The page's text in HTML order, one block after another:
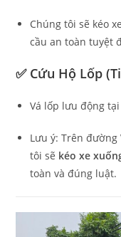
Chúng tôi sẽ kéo
cầu an toàn tuyệt
✅ Cứu Hộ Lốp
Vá lốp lưu động
Lưu ý: Trên
tôi sẽ kéo xe
toàn và đúng luật.